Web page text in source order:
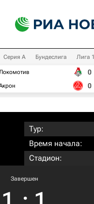
Серия А Бундеслига Лига 1
0
0
Тур:
Время начала:
Стадион:
Завершен